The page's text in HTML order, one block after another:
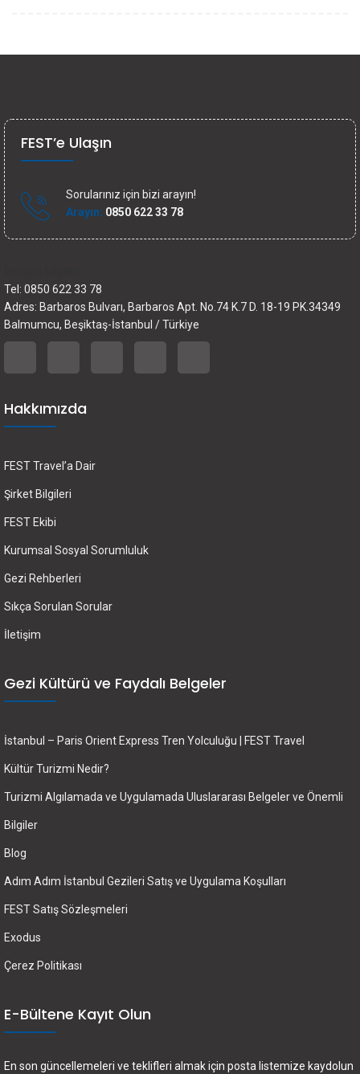
FEST’e Ulaşın
Sorularınız için bizi arayın!
Arayın: 0850 622 33 78
Tel: 0850 622 33 78
Adres: Barbaros Bulvarı, Barbaros Apt. No.74 K.7 D. 18-19 PK.34349
Balmumcu, Beşiktaş-İstanbul / Türkiye
Hakkımızda
FEST Travel’a Dair
Şirket Bilgileri
FEST Ekibi
Kurumsal Sosyal Sorumluluk
Gezi Rehberleri
Sıkça Sorulan Sorular
İletişim
Gezi Kültürü ve Faydalı Belgeler
İstanbul – Paris Orient Express Tren Yolculuğu | FEST Travel
Kültür Turizmi Nedir?
Turizmi Algılamada ve Uygulamada Uluslararası Belgeler ve Önemli
Bilgiler
Blog
Adım Adım İstanbul Gezileri Satış ve Uygulama Koşulları
FEST Satış Sözleşmeleri
Exodus
Çerez Politikası
E-Bültene Kayıt Olun
En son güncellemeleri ve teklifleri almak için posta listemize kaydolun